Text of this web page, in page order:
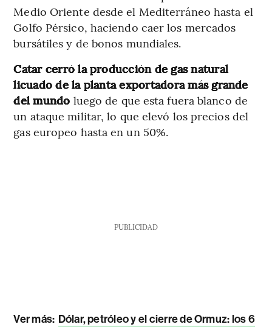
Medio Oriente desde el Mediterráneo hasta el
Golfo Pérsico, haciendo caer los mercados
bursátiles y de bonos mundiales.
Catar cerró la producción de gas natural
licuado de la planta exportadora más grande
del mundo luego de que esta fuera blanco de
un ataque militar, lo que elevó los precios del
gas europeo hasta en un 50%.
PUBLICIDAD
Ver más: Dólar, petróleo y el cierre de Ormuz: los 6